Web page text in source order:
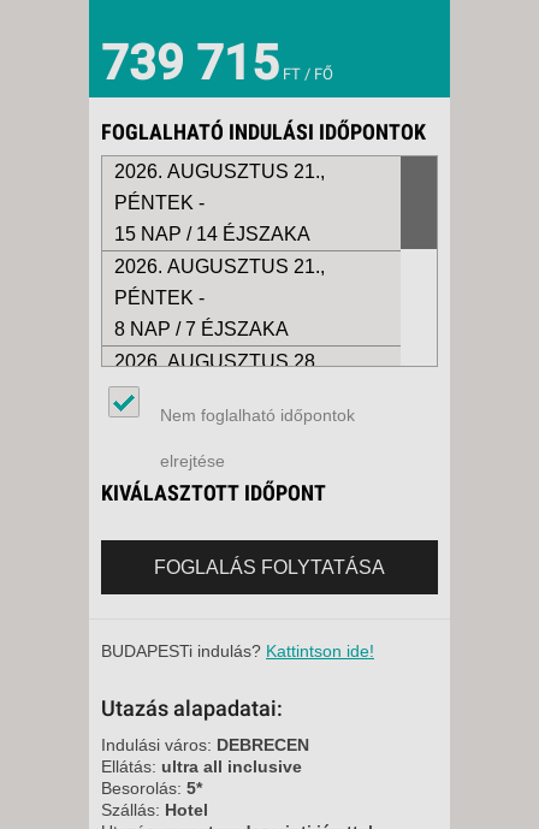
739 715 FT / FŐ
FOGLALHATÓ INDULÁSI IDŐPONTOK
2026. AUGUSZTUS 21.,
PÉNTEK -
15 NAP / 14 ÉJSZAKA
2026. AUGUSZTUS 21.,
PÉNTEK -
8 NAP / 7 ÉJSZAKA
2026. AUGUSZTUS 28.,
PÉNTEK -
15 NAP / 14 ÉJSZAKA
2026. AUGUSZTUS 28.,
PÉNTEK -
2026. SZEPTEMBER 04.,
Nem foglalható időpontok
elrejtése
KIVÁLASZTOTT IDŐPONT
FOGLALÁS FOLYTATÁSA
BUDAPESTi indulás? Kattintson ide!
Utazás alapadatai:
Indulási város: DEBRECEN
Ellátás: ultra all inclusive
Besorolás: 5*
Szállás: Hotel